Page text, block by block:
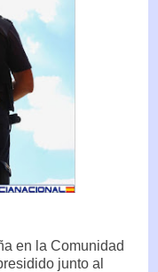
en la Comunidad
junto al